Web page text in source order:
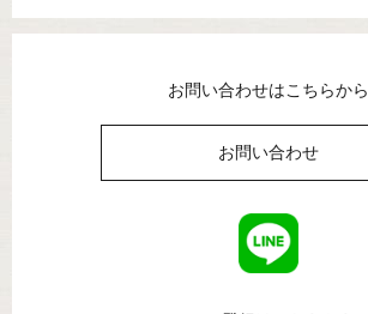
お問い合わせはこちらから
お問い合わせ